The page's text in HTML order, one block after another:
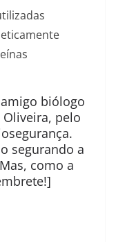
biólogo
pelo
segurando a
como a